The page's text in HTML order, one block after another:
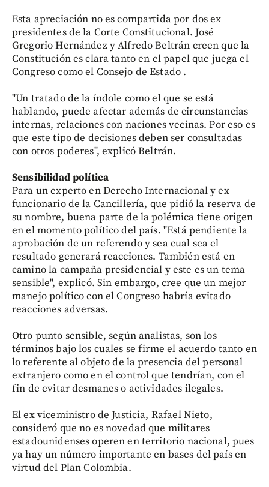
Esta apreciación no es compartida por dos ex
presidentes de la Corte Constitucional. José
Gregorio Hernández y Alfredo Beltrán creen que la
Constitución es clara tanto en el papel que juega el
Congreso como el Consejo de Estado .
"Un tratado de la índole como el que se está
hablando, puede afectar además de circunstancias
internas, relaciones con naciones vecinas. Por eso es
que este tipo de decisiones deben ser consultadas
con otros poderes", explicó Beltrán.
Sensibilidad política
Para un experto en Derecho Internacional y ex
funcionario de la Cancillería, que pidió la reserva de
su nombre, buena parte de la polémica tiene origen
en el momento político del país. "Está pendiente la
aprobación de un referendo y sea cual sea el
resultado generará reacciones. También está en
camino la campaña presidencial y este es un tema
sensible", explicó. Sin embargo, cree que un mejor
manejo político con el Congreso habría evitado
reacciones adversas.
Otro punto sensible, según analistas, son los
términos bajo los cuales se firme el acuerdo tanto en
lo referente al objeto de la presencia del personal
extranjero como en el control que tendrían, con el
fin de evitar desmanes o actividades ilegales.
El ex viceministro de Justicia, Rafael Nieto,
consideró que no es novedad que militares
estadounidenses operen en territorio nacional, pues
ya hay un número importante en bases del país en
virtud del Plan Colombia.